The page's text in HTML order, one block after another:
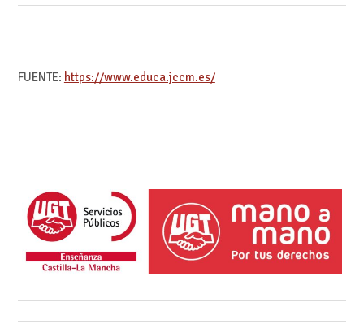
FUENTE: https://www.educa.jccm.es/